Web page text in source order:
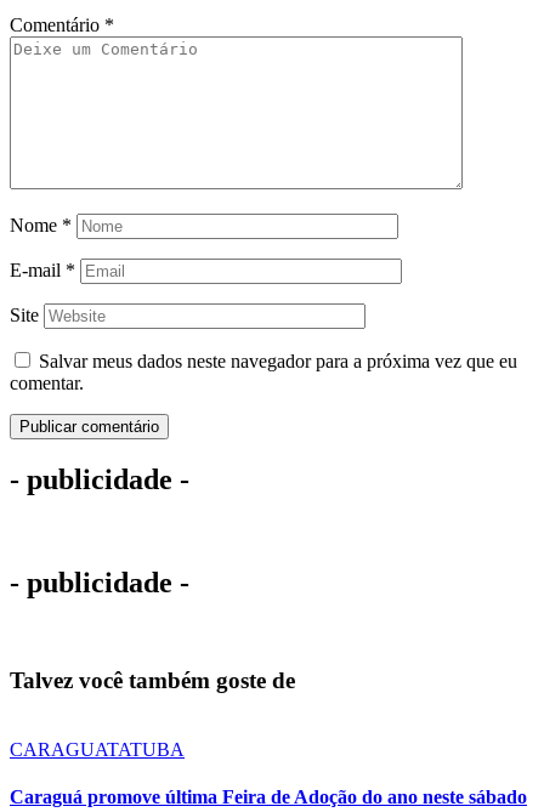
Comentário *
Nome *
E-mail *
Site
Salvar meus dados neste navegador para a próxima vez que eu
comentar.
- publicidade -
- publicidade -
Talvez você também goste de
CARAGUATATUBA
Caraguá promove última Feira de Adoção do ano neste sábado